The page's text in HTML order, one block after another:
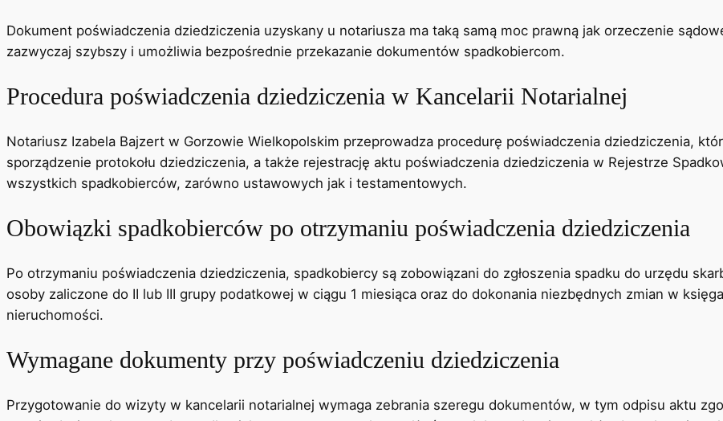
Dokument poświadczenia dziedziczenia uzyskany u notariusza ma taką samą moc prawną jak orzeczenie
zazwyczaj szybszy i umożliwia bezpośrednie przekazanie dokumentów spadkobiercom.
Procedura poświadczenia dziedziczenia w Kancelarii Notarialnej
Notariusz Izabela Bajzert w Gorzowie Wielkopolskim przeprowadza procedurę poświadczenia dziedziczenia,
sporządzenie protokołu dziedziczenia, a także rejestrację aktu poświadczenia dziedziczenia w Rejestrze
wszystkich spadkobierców, ​​zarówno ustawowych jak i testamentowych.
Obowiązki spadkobierców po otrzymaniu poświadczenia dziedziczenia
Po otrzymaniu poświadczenia dziedziczenia, spadkobiercy są zobowiązani do zgłoszenia spadku do urzędu
osoby zaliczone do II lub III grupy podatkowej w ciągu 1 miesiąca oraz do dokonania niezbędnych zmian w
nieruchomości.
Wymagane dokumenty przy poświadczeniu dziedziczenia
Przygotowanie do wizyty w kancelarii notarialnej wymaga zebrania szeregu dokumentów, w tym odpisu aktu